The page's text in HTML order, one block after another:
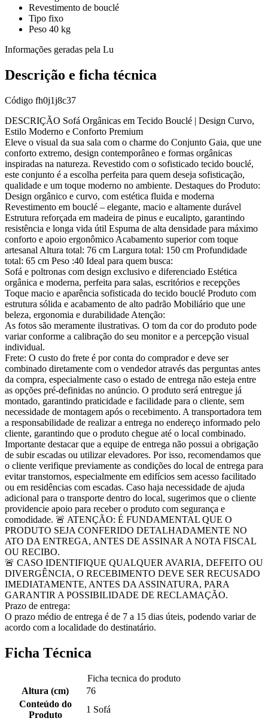
Revestimento de bouclé
Tipo fixo
Peso 40 kg
Informações geradas pela Lu
Descrição e ficha técnica
Código fh0j1j8c37
DESCRIÇÃO Sofá Orgânicas em Tecido Bouclé | Design Curvo,
Estilo Moderno e Conforto Premium
Eleve o visual da sua sala com o charme do Conjunto Gaia, que une
conforto extremo, design contemporâneo e formas orgânicas
inspiradas na natureza. Revestido com o sofisticado tecido bouclé,
este conjunto é a escolha perfeita para quem deseja sofisticação,
qualidade e um toque moderno no ambiente. Destaques do Produto:
Design orgânico e curvo, com estética fluida e moderna
Revestimento em bouclé – elegante, macio e altamente durável
Estrutura reforçada em madeira de pinus e eucalipto, garantindo
resistência e longa vida útil Espuma de alta densidade para máximo
conforto e apoio ergonômico Acabamento superior com toque
artesanal Altura total: 76 cm Largura total: 150 cm Profundidade
total: 65 cm Peso :40 Ideal para quem busca:
Sofá e poltronas com design exclusivo e diferenciado Estética
orgânica e moderna, perfeita para salas, escritórios e recepções
Toque macio e aparência sofisticada do tecido bouclé Produto com
estrutura sólida e acabamento de alto padrão Mobiliário que une
beleza, ergonomia e durabilidade Atenção:
As fotos são meramente ilustrativas. O tom da cor do produto pode
variar conforme a calibração do seu monitor e a percepção visual
individual.
Frete: O custo do frete é por conta do comprador e deve ser
combinado diretamente com o vendedor através das perguntas antes
da compra, especialmente caso o estado de entrega não esteja entre
as opções pré-definidas no anúncio. O produto será entregue já
montado, garantindo praticidade e facilidade para o cliente, sem
necessidade de montagem após o recebimento. A transportadora tem
a responsabilidade de realizar a entrega no endereço informado pelo
cliente, garantindo que o produto chegue até o local combinado.
Importante destacar que a equipe de entrega não possui a obrigação
de subir escadas ou utilizar elevadores. Por isso, recomendamos que
o cliente verifique previamente as condições do local de entrega para
evitar transtornos, especialmente em edifícios sem acesso facilitado
ou em residências com escadas. Caso haja necessidade de ajuda
adicional para o transporte dentro do local, sugerimos que o cliente
providencie apoio para receber o produto com segurança e
comodidade. 🚨 ATENÇÃO: É FUNDAMENTAL QUE O
PRODUTO SEJA CONFERIDO DETALHADAMENTE NO
ATO DA ENTREGA, ANTES DE ASSINAR A NOTA FISCAL
OU RECIBO.
🚨 CASO IDENTIFIQUE QUALQUER AVARIA, DEFEITO OU
DIVERGÊNCIA, O RECEBIMENTO DEVE SER RECUSADO
IMEDIATAMENTE, ANTES DA ASSINATURA, PARA
GARANTIR A POSSIBILIDADE DE RECLAMAÇÃO.
Prazo de entrega:
O prazo médio de entrega é de 7 a 15 dias úteis, podendo variar de
acordo com a localidade do destinatário.
Ficha Técnica
Ficha tecnica do produto
Altura (cm)
76
Conteúdo do
Produto
1 Sofá